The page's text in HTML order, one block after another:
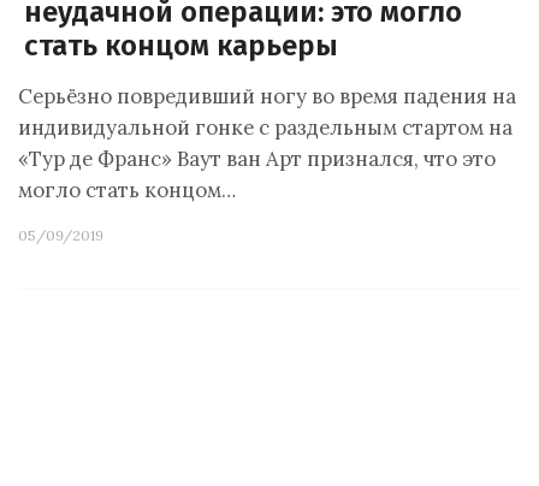
неудачной операции: это могло
стать концом карьеры
Серьёзно повредивший ногу во время падения на
индивидуальной гонке с раздельным стартом на
«Тур де Франс» Ваут ван Арт признался, что это
могло стать концом…
05/09/2019